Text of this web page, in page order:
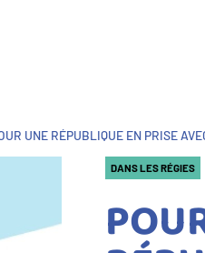
UNE RÉPUBLIQUE EN PRISE
DANS LES RÉGIES